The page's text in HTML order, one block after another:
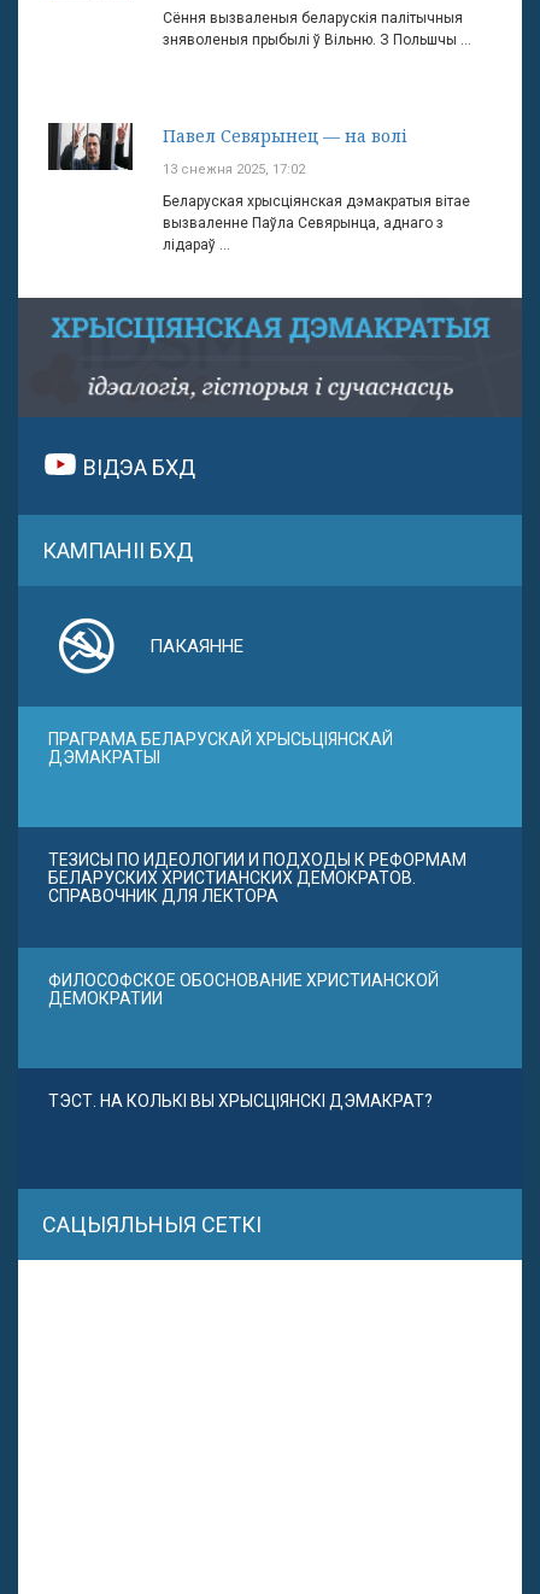
Сёння вызваленыя беларускія палітычныя
зняволеныя прыбылі ў Вільню. З Польшчы ...
Павел Севярынец — на волі
13 снежня 2025, 17:02
Беларуская хрысціянская дэмакратыя вітае
вызваленне Паўла Севярынца, аднаго з
лідараў ...
ВІДЭА БХД
КАМПАНІІ БХД
ПАКАЯННЕ
ПРАГРАМА БЕЛАРУСКАЙ ХРЫСЬЦІЯНСКАЙ
ДЭМАКРАТЫІ
ТЕЗИСЫ ПО ИДЕОЛОГИИ И ПОДХОДЫ К РЕФОРМАМ
БЕЛАРУСКИХ ХРИСТИАНСКИХ ДЕМОКРАТОВ.
СПРАВОЧНИК ДЛЯ ЛЕКТОРА
ФИЛОСОФСКОЕ ОБОСНОВАНИЕ ХРИСТИАНСКОЙ
ДЕМОКРАТИИ
ТЭСТ. НА КОЛЬКІ ВЫ ХРЫСЦІЯНСКІ ДЭМАКРАТ?
САЦЫЯЛЬНЫЯ СЕТКІ